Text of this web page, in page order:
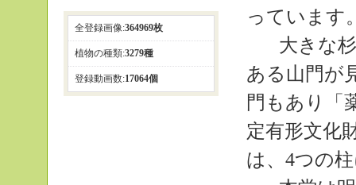
っています
大きな杉
ある山門が
門もあり「
定有形文化
は、4つの
全登録画像:364969枚
植物の種類:3279種
登録動画数:17064個